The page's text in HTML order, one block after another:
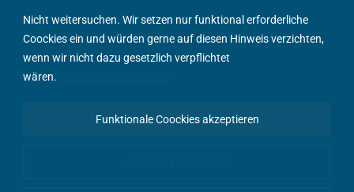
Nicht weitersuchen. Wir setzen nur funktional erforderliche
Coockies ein und würden gerne auf diesen Hinweis verzichten,
wenn wir nicht dazu gesetzlich verpflichtet
wären.
Funktionale Coockies akzeptieren
Marktreport
Podcasts
Positionspapier
English Content